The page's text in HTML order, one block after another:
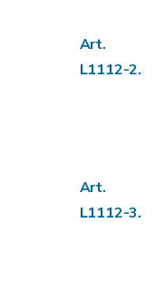
Art.
L1112-2.
Art.
L1112-3.